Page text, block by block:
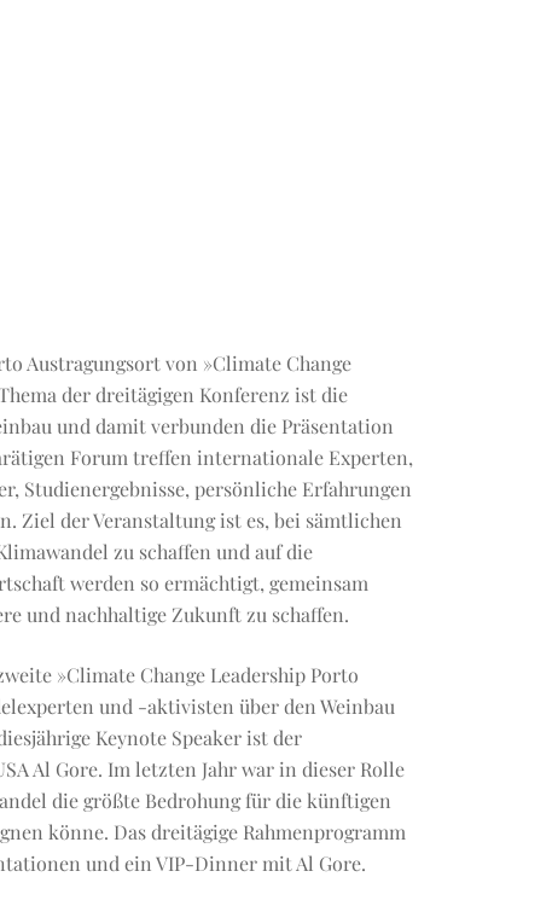
Austragungsort von »Climate Change
der dreitägigen Konferenz ist die
und damit verbunden die Präsentation
Forum treffen internationale Experten,
Studienergebnisse, persönliche Erfahrungen
Ziel der Veranstaltung ist es, bei sämtlichen
zu schaffen und auf die
werden so ermächtigt, gemeinsam
und nachhaltige Zukunft zu schaffen.
»Climate Change Leadership Porto
und -aktivisten über den Weinbau
Keynote Speaker ist der
Al Gore. Im letzten Jahr war in dieser Rolle
die größte Bedrohung für die künftigen
könne. Das dreitägige Rahmenprogramm
und ein VIP-Dinner mit Al Gore.